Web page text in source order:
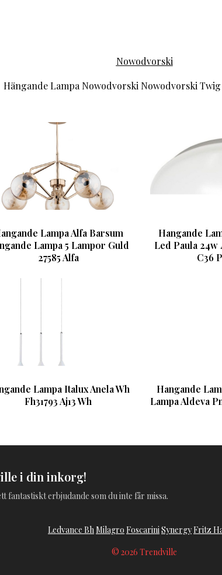
Nowodvorski
Hängande Lampa Nowodvorski Nowodvorski Twig
Lampa Alfa Barsum
Lampa 5 Lampor Guld
27585 Alfa
Hangande
Led Paula
C36
Lampa Italux Anela Wh
Fh31793 Aj13 Wh
Hangande
Lampa Aldeva
i din inkorg!
fantastiskt erbjudande som du inte får missa.
Ledvance BhMilagro FoscariniSynergyFritz
© 2026 Trendville